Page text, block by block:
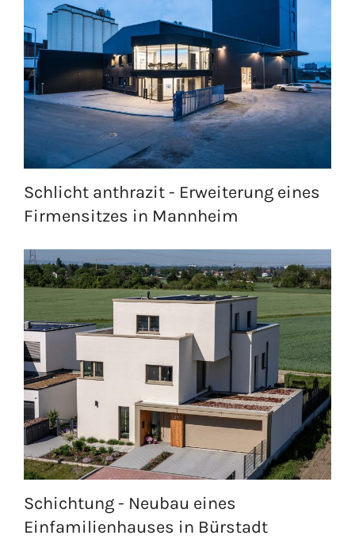
Schlicht anthrazit - Erweiterung eines
Firmensitzes in Mannheim
Schichtung - Neubau eines
Einfamilienhauses in Bürstadt